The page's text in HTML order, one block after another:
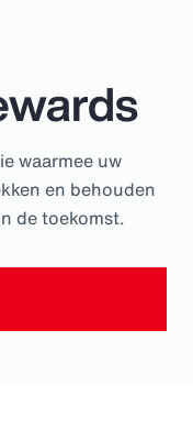
waarmee uw
en behouden
de toekomst.